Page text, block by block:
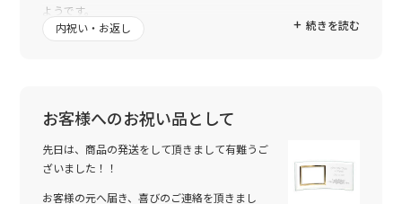
ようです。
本当にありがとうございました。
続きを読む
内祝い・お返し
お客様へのお祝い品として
先日は、商品の発送をして頂きまして有難うご
ざいました！！
お客様の元へ届き、喜びのご連絡を頂きまし